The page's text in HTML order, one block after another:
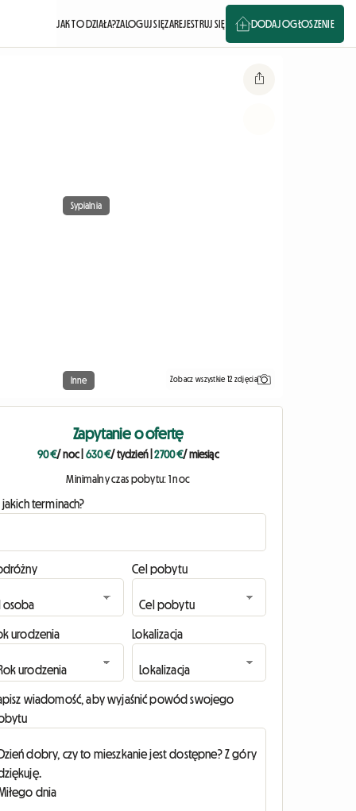
JAK TO DZIAŁA?ZALOGUJ SIĘZAREJESTRUJ SIĘ DODAJ OGŁOSZENIE
Sypialnia
Inne Zobacz wszystkie 12 zdjęcia
Zapytanie o ofertę
90 €/ noc 630 €/ tydzień|2700 €/ miesiąc
Minimalny czas pobytu: 1 noc
jakich terminach?
Cel pobytu
urodzenia Lokalizacja
wiadomość, aby wyjaśnić powód swojego